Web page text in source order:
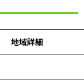
地域詳細